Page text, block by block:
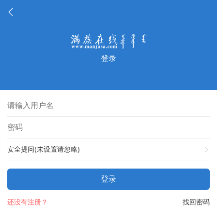
登录
安全提问(未设置请忽略)
登录
找回密码
还没有注册？